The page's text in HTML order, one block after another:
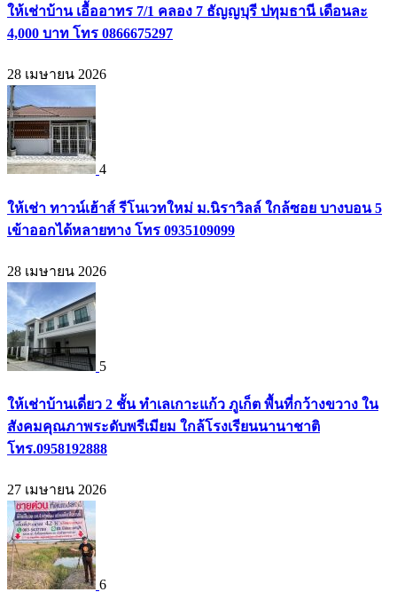
ให้เช่าบ้าน เอื้ออาทร 7/1 คลอง 7 ธัญญบุรี ปทุมธานี เดือนละ
4,000 บาท โทร 0866675297
28 เมษายน 2026
4
ให้เช่า ทาวน์เฮ้าส์ รีโนเวทใหม่ ม.นิราวิลล์ ใกล้ซอย บางบอน 5
เข้าออกได้หลายทาง โทร 0935109099
28 เมษายน 2026
5
ให้เช่าบ้านเดี่ยว 2 ชั้น ทำเลเกาะแก้ว ภูเก็ต พื้นที่กว้างขวาง ใน
สังคมคุณภาพระดับพรีเมียม ใกล้โรงเรียนนานาชาติ
โทร.0958192888
27 เมษายน 2026
6